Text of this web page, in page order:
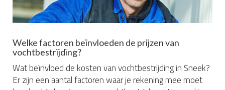
Welke factoren beïnvloeden de prijzen van
vochtbestrijding?
Wat beïnvloed de kosten van vochtbestrijding in Sneek?
Er zijn een aantal factoren waar je rekening mee moet